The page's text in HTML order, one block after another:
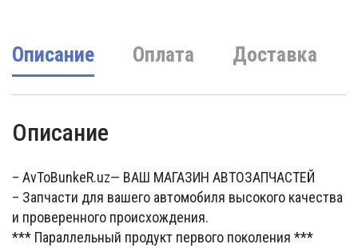
Описание Оплата Доставка
Описание
– AvToBunkeR.uz— ВАШ МАГАЗИН АВТОЗАПЧАСТЕЙ
– Запчасти для вашего автомобиля высокого качества
и проверенного происхождения.
*** Параллельный продукт первого поколения ***